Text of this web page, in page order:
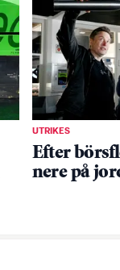
UTRIKES
Efter
nere på